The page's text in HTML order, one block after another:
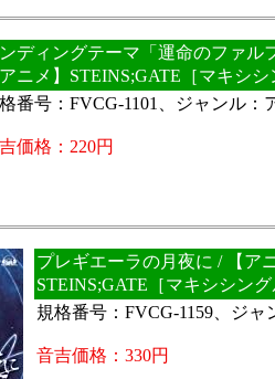
ディングテーマ「運命のファル
アニメ】STEINS;GATE［マキシ
番号：FVCG-1101、ジャンル：
価格：220円
プレギエーラの月夜に / 【ア
STEINS;GATE［マキシシン
規格番号：FVCG-1159、ジャ
音吉価格：330円